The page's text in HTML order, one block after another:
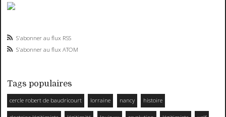
S'abonner au flux RSS
S'abonner au flux ATOM
Tags populaires
cercle robert de baudricourt lorraine nancy histoire